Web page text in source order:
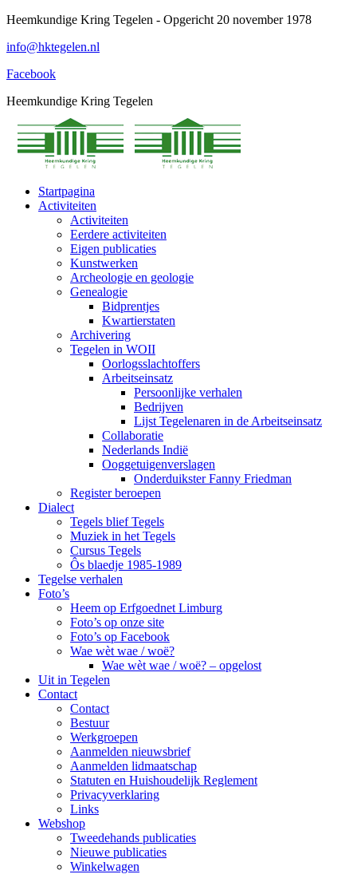
Spring
content
Heemkundige Kring Tegelen - Opgericht 20 november 1978
info@hktegelen.nl
Facebook
Heemkundige Kring Tegelen
Startpagina
Activiteiten
Activiteiten
Eerdere activiteiten
Eigen publicaties
Kunstwerken
Archeologie en geologie
Genealogie
Bidprentjes
Kwartierstaten
Archivering
Tegelen in WOII
Oorlogsslachtoffers
Arbeitseinsatz
Persoonlijke verhalen
Bedrijven
Lijst Tegelenaren in de Arbeitseinsatz
Collaboratie
Nederlands Indië
Ooggetuigenverslagen
Onderduikster Fanny Friedman
Register beroepen
Dialect
Tegels blief Tegels
Muziek in het Tegels
Cursus Tegels
Ôs blaedje 1985-1989
Tegelse verhalen
Foto’s
Heem op Erfgoednet Limburg
Foto’s op onze site
Foto’s op Facebook
Wae wèt wae / woë?
Wae wèt wae / woë? – opgelost
Uit in Tegelen
Contact
Contact
Bestuur
Werkgroepen
Aanmelden nieuwsbrief
Aanmelden lidmaatschap
Statuten en Huishoudelijk Reglement
Privacyverklaring
Links
Webshop
Tweedehands publicaties
Nieuwe publicaties
Winkelwagen